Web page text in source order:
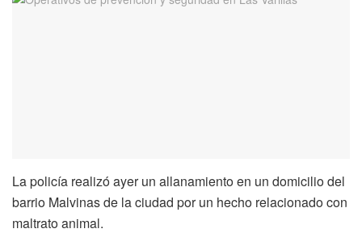
La policía realizó ayer un allanamiento en un domicilio del
barrio Malvinas de la ciudad por un hecho relacionado con
maltrato animal.